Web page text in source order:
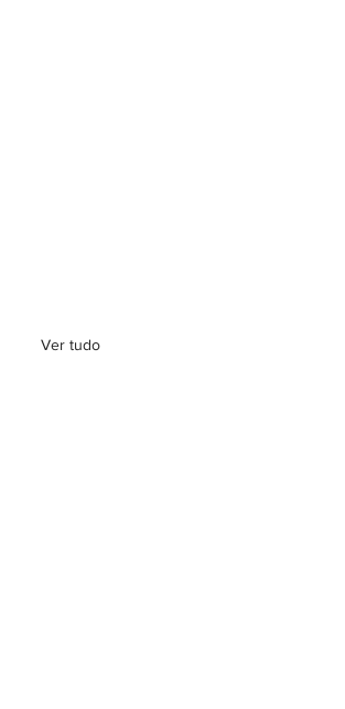
Ver tudo